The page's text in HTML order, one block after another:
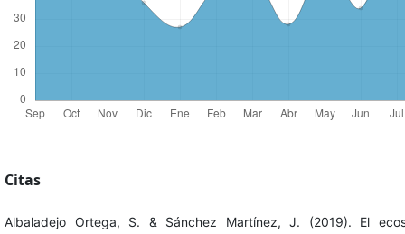
Citas
Albaladejo Ortega, S. & Sánchez Martínez, J. (2019). El